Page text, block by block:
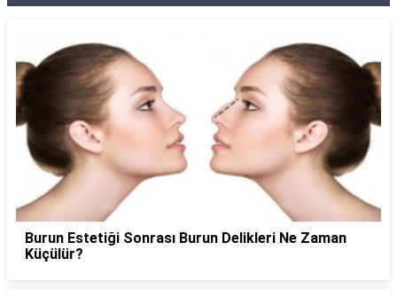
Burun Estetiği Sonrası Burun Delikleri Ne Zaman
Küçülür?